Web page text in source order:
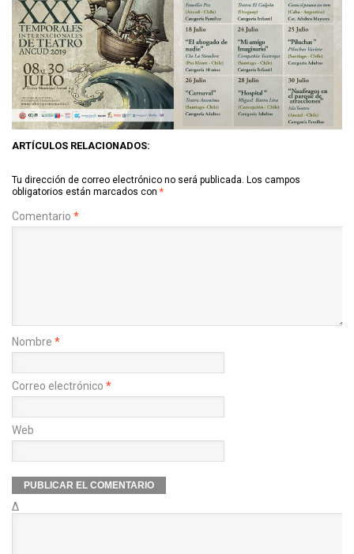
ARTÍCULOS RELACIONADOS:
Tu dirección de correo electrónico no será publicada. Los campos
obligatorios están marcados con *
Comentario *
Nombre *
Correo electrónico *
Web
Δ